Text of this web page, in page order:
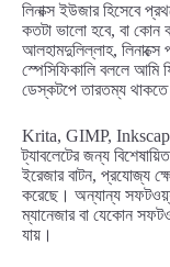
লিনাক্স ইউজার হিসেবে
কতটা ভালো হবে, বা কোন
আলহামদুলিল্লাহ, লিনাক্সে
স্পেসিফিকালি বললে আমি
ডেস্কটপে তারতম্য থাকতে
Krita, GIMP,
ট্যাবলেটের জন্য
ইরেজার বাটন, প্রযোজ্য
করেছে। অন্যান্য
ম্যানেজার বা যেকোন
যায়।